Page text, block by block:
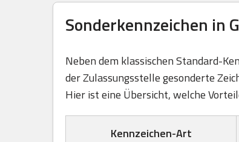
Sonderkennzeichen in
Neben dem klassischen Standard-
der Zulassungsstelle gesonderte
Hier ist eine Übersicht, welche
Kennzeichen-Art